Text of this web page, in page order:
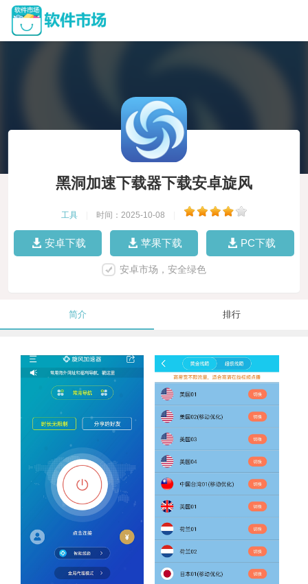
黑洞加速下载器下载安卓旋风
工具 时间：2025-10-08
安卓下载 苹果下载 PC下载
安卓市场，安全绿色
简介 排行